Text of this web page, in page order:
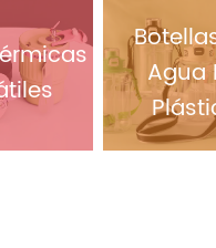
Agua